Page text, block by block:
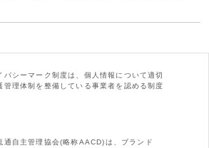
バシーマーク制度は、個人情報について適切
管理体制を整備している事業者を認める制度
通自主管理協会(略称AACD)は、ブランド